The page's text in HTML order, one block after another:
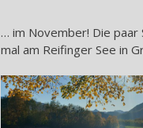
… im November! Die
mal am Reifinger See in